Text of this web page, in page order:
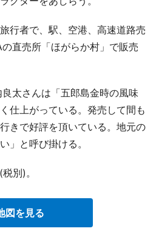
行者で、駅、空港、高速道路売
直売所「ほがらか村」で販売
太さんは「五郎島金時の風味
仕上がっている。発売して間も
きで好評を頂いている。地元の
」と呼び掛ける。
別)。
図を見る